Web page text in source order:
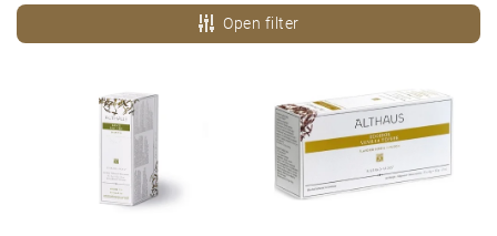
Bestsellers
Open filter